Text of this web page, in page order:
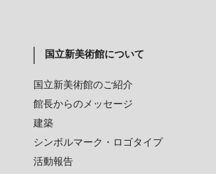
国立新美術館について
国立新美術館のご紹介
館長からのメッセージ
建築
シンボルマーク・ロゴタイプ
活動報告